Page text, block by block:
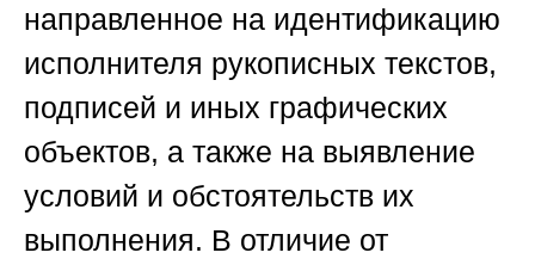
направленное на идентификацию
исполнителя рукописных текстов,
подписей и иных графических
объектов, а также на выявление
условий и обстоятельств их
выполнения. В отличие от